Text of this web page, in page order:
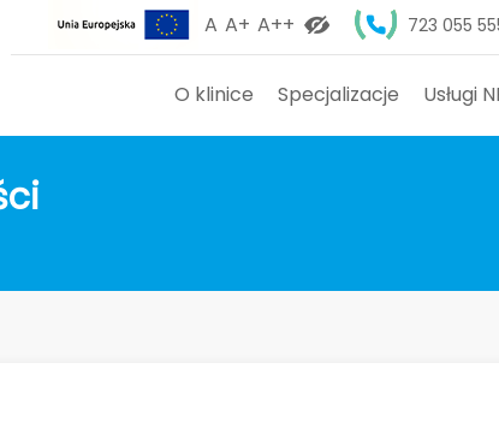
A A+ A++ 723 055
O klinice Specjalizacje Usługi